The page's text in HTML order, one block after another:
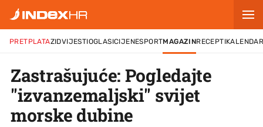
PRETPLATAZIDVIJESTIOGLASICIJENESPORTMAGAZINRECEPTI
Zastrašujuće: Pogledajte
"izvanzemaljski" svijet
morske dubine